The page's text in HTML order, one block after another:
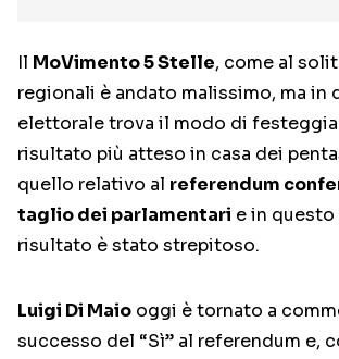
Il MoVimento 5 Stelle, come al
regionali è andato malissimo, ma in
elettorale trova il modo di
risultato più atteso in casa dei
quello relativo al referendum
taglio dei parlamentari e in questo
risultato è stato strepitoso.
Luigi Di Maio oggi è tornato a
successo del “Sì” al referendum e,